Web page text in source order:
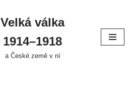
Velká válka
1914–⁠⁠⁠⁠⁠⁠1918
a České země v ní